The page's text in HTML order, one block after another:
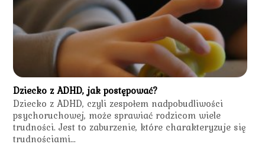
Dziecko z ADHD, jak postępować?
Dziecko z ADHD, czyli zespołem nadpobudliwości
psychoruchowej, może sprawiać rodzicom wiele
trudności. Jest to zaburzenie, które charakteryzuje się
trudnościami...